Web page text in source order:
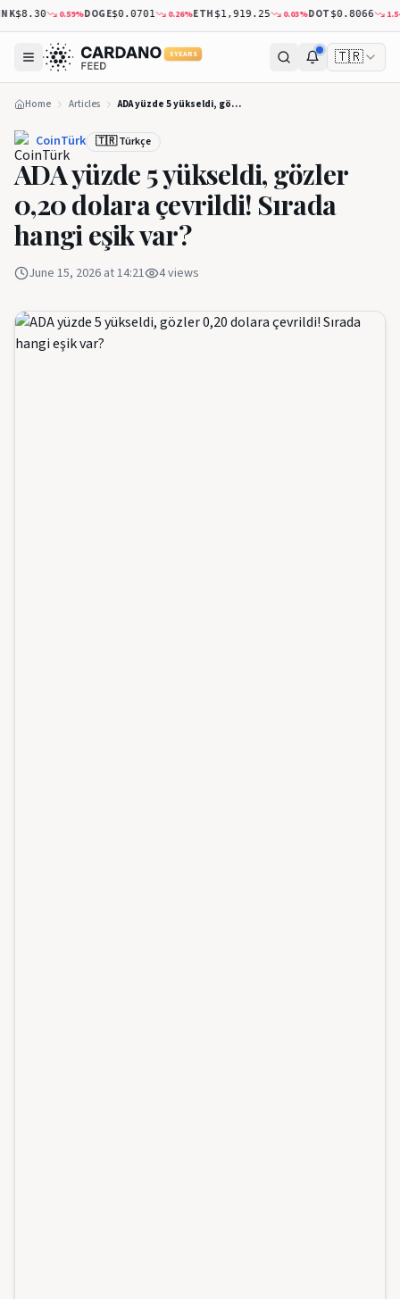
$8.30 0.59%DOGE$0.0701 0.26%ETH$1,919.25 0.03%DOT$0.8066 1.54
5 YEARS 🇹🇷
Home Articles ADA yüzde 5 yükseldi, gözler 0,20 dolara çevrildi! Sırada hangi eşik var?
CoinTürk 🇹🇷 Türkçe
ADA yüzde 5 yükseldi, gözler
0,20 dolara çevrildi! Sırada
hangi eşik var?
June 15, 2026 at 14:21 4views